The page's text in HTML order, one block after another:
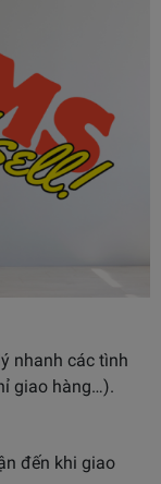
nhanh các tình
giao hàng…).
đến khi giao